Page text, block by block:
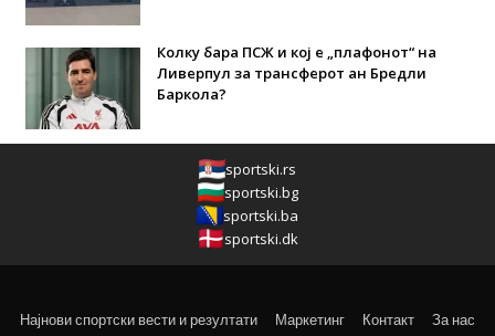
Колку бара ПСЖ и кој е „плафонот“ на
Ливерпул за трансферот ан Бредли
Баркола?
sportski.rs
sportski.bg
sportski.ba
sportski.dk
Најнови спортски вести и резултати Маркетинг Контакт За нас